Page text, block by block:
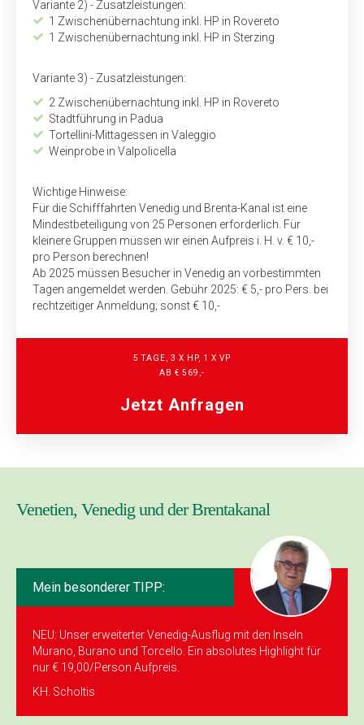
Variante 2) - Zusatzleistungen:
1 Zwischenübernachtung inkl. HP in Rovereto
1 Zwischenübernachtung inkl. HP in Sterzing
Variante 3) - Zusatzleistungen:
2 Zwischenübernachtung inkl. HP in Rovereto
Stadtführung in Padua
Tortellini-Mittagessen in Valeggio
Weinprobe in Valpolicella
Wichtige Hinweise:
Für die Schifffahrten Venedig und Brenta-Kanal ist eine
Mindestbeteiligung von 25 Personen erforderlich. Für
kleinere Gruppen müssen wir einen Aufpreis i. H. v. € 10,-
pro Person berechnen!
Ab 2025 müssen Besucher in Venedig an vorbestimmten
Tagen angemeldet werden. Gebühr 2025: € 5,- pro Pers. bei
rechtzeitiger Anmeldung; sonst € 10,-
5 TAGE, 3 X HP, 1 X VP
AB € 569,-
Jetzt Anfragen
Venetien, Venedig und der Brentakanal
Mein besonderer TIPP:
NEU: Unser erweiterter Venedig-Ausflug mit den Inseln
Murano, Burano und Torcello. Ein absolutes Highlight für
nur € 19,00/Person Aufpreis.
KH. Scholtis